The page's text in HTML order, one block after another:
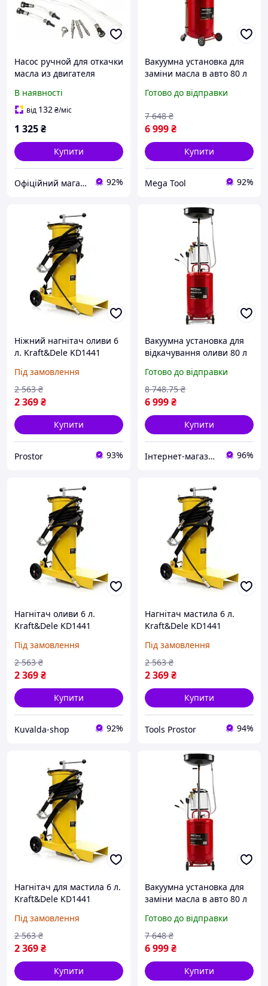
Насос ручной для откачки
масла из двигателя
В наявності
від 132₴/міс
1 325₴
Купити
Офіційний магазин Kraft&Dele🛠 92%
Вакуумна установка для
заміни масла в авто 80 л
вакуумний відсмоктувач
Готово до відправки
6 999₴
7 648 ₴
Купити
Mega Tool 92%
Ніжний нагнітач оливи 6
л. Kraft&Dele KD1441
Під замовлення
2 369₴
2 563 ₴
Купити
Prostor 93%
Вакуумна установка для
відкачування оливи 80 л
установка для заміни
масла масловідсмоктувач
для авто
Готово до відправки
6 999₴
8 748.75 ₴
Купити
Інтернет-магазин kilowat.in.ua 96%
Нагнітач оливи 6 л.
Kraft&Dele KD1441
Під замовлення
2 369₴
2 563 ₴
Купити
Kuvalda-shop 92%
Нагнітач мастила 6 л.
Kraft&Dele KD1441
Під замовлення
2 369₴
2 563 ₴
Купити
Tools Prostor 94%
Нагнітач для мастила 6 л.
Kraft&Dele KD1441
Під замовлення
2 369₴
2 563 ₴
Купити
Вакуумна установка для
заміни масла в авто 80 л
пнемоустановка
Готово до відправки
6 999₴
7 648 ₴
Купити